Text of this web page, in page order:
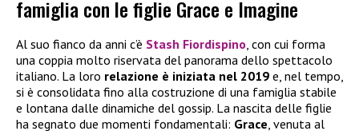
famiglia con le figlie Grace e Imagine
Al suo fianco da anni c’è Stash Fiordispino , con cui forma
una coppia molto riservata del panorama dello spettacolo
italiano. La loro relazione è iniziata nel 2019 e, nel tempo,
si è consolidata fino alla costruzione di una famiglia stabile
e lontana dalle dinamiche del gossip. La nascita delle figlie
ha segnato due momenti fondamentali: Grace , venuta al